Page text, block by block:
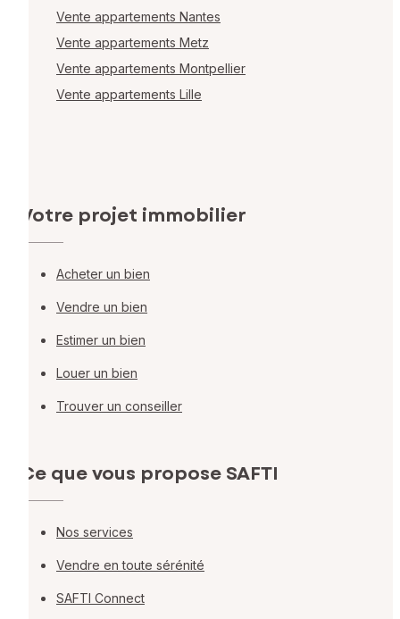
Vente appartements Nantes
Vente appartements Metz
Vente appartements Montpellier
Vente appartements Lille
Votre projet immobilier
Acheter un bien
Vendre un bien
Estimer un bien
Louer un bien
Trouver un conseiller
Ce que vous propose SAFTI
Nos services
Vendre en toute sérénité
SAFTI Connect